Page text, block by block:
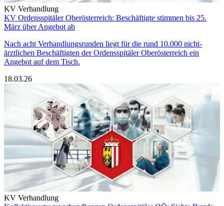
KV Verhandlung
KV Ordensspitäler Oberösterreich: Beschäftigte stimmen bis 25.
März über Angebot ab
Nach acht Verhandlungsrunden liegt für die rund 10.000 nicht-
ärztlichen Beschäftigten der Ordensspitäler Oberösterreich ein
Angebot auf dem Tisch.
18.03.26
KV Verhandlung